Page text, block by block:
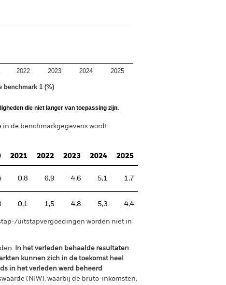
benchmark 1 (%)
2022 2023 2024 2025
die niet langer van toepassing zijn.
de benchmarkgegevens wordt
2021 2022 2023 2024 2025
0,8 6,9 4,6 5,1 1,7
0,1 1,5 4,8 5,3 4,4
uitstapvergoedingen worden niet in
In het verleden behaalde resultaten
kunnen zich in de toekomst heel
in het verleden werd beheerd
(NIW), waarbij de bruto-inkomsten,